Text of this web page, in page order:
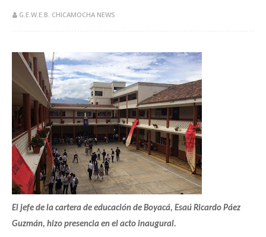
G.E.W.E.B. CHICAMOCHA NEWS
​El jefe de la cartera de educación de Boyacá, Esaú Ricardo Páez
Guzmán, hizo presencia en el acto inaugural.